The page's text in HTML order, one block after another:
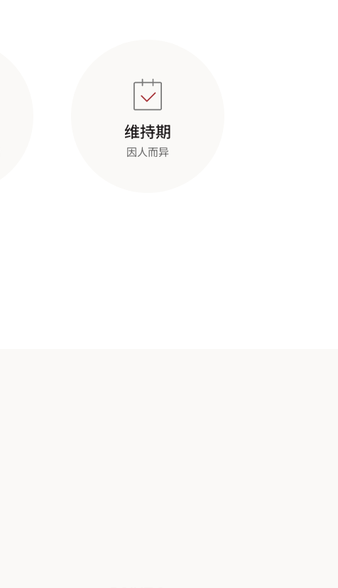
维持期
因人而异